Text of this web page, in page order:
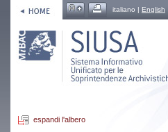
italiano | English
espandi l'albero